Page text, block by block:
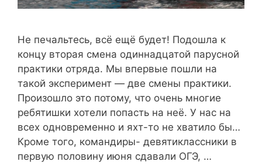
Не печальтесь, всё ещё будет! Подошла к
концу вторая смена одиннадцатой парусной
практики отряда. Мы впервые пошли на
такой эксперимент — две смены практики.
Произошло это потому, что очень многие
ребятишки хотели попасть на неё. У нас на
всех одновременно и яхт-то не хватило бы…
Кроме того, командиры- девятиклассники в
первую половину июня сдавали ОГЭ, …